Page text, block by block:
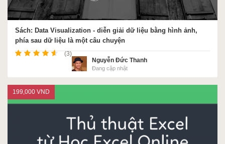
Sách: Data Visualization - diễn giải dữ liệu bằng hình ảnh,
phía sau dữ liệu là một câu chuyện
(3)
Nguyễn Đức Thanh
Đang cập nhật
199,000 VND